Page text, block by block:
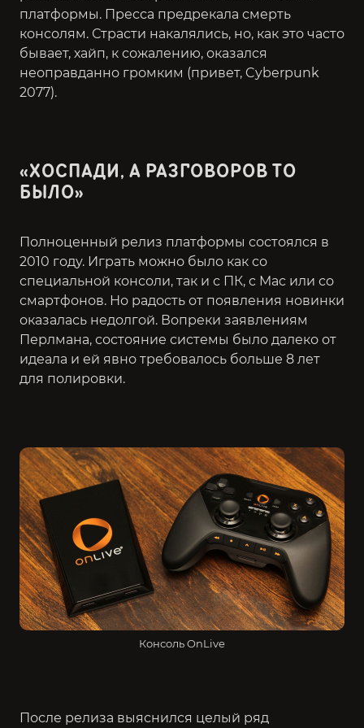
платформы. Пресса предрекала смерть
консолям. Страсти накалялись, но, как это часто
бывает, хайп, к сожалению, оказался
неоправданно громким (привет, Cyberpunk
2077).
«ХОСПАДИ, А РАЗГОВОРОВ ТО
БЫЛО»
Полноценный релиз платформы состоялся в
2010 году. Играть можно было как со
специальной консоли, так и с ПК, с Mac или со
смартфонов. Но радость от появления новинки
оказалась недолгой. Вопреки заявлениям
Перлмана, состояние системы было далеко от
идеала и ей явно требовалось больше 8 лет
для полировки.
Консоль OnLive
После релиза выяснился целый ряд